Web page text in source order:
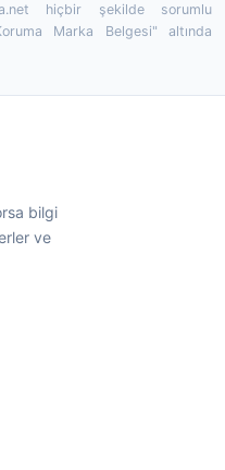
hiçbir şekilde sorumlu
Marka Belgesi" altında
bilgi
ve